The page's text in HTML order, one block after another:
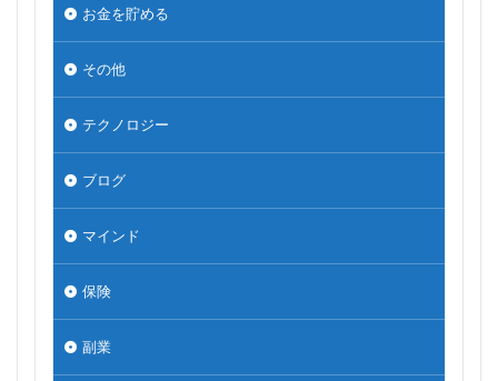
お金を貯める
その他
テクノロジー
ブログ
マインド
保険
副業